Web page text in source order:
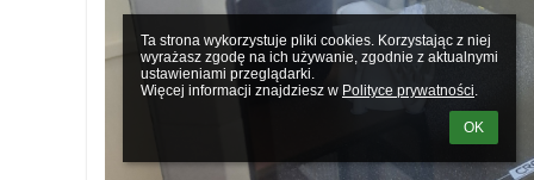
Ta strona wykorzystuje pliki cookies. Korzystając z niej
wyrażasz zgodę na ich używanie, zgodnie z aktualnymi
ustawieniami przeglądarki.
Więcej informacji znajdziesz w Polityce prywatności.
OK